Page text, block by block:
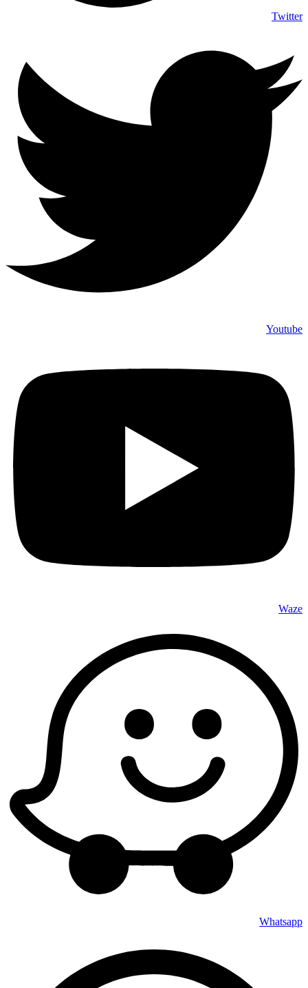
Twitter
Youtube
Waze
Whatsapp